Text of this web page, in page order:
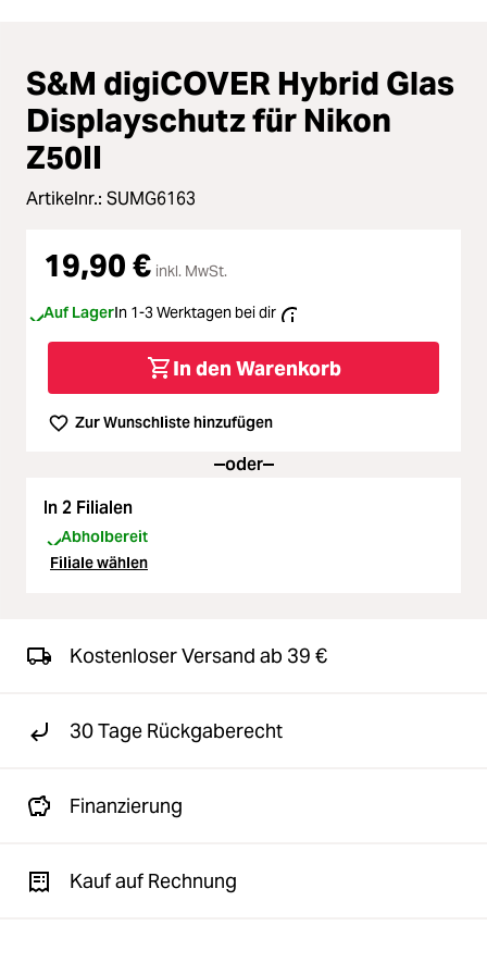
S&M digiCOVER Hybrid Glas
Displayschutz für Nikon
Z50II
Artikelnr.: SUMG6163
19,90 € inkl. MwSt.
Auf LagerIn 1-3 Werktagen bei dir
In den Warenkorb
Zur Wunschliste hinzufügen
oder
In 2 Filialen
Abholbereit
Filiale wählen
Kostenloser Versand ab 39 €
30 Tage Rückgaberecht
Finanzierung
Kauf auf Rechnung